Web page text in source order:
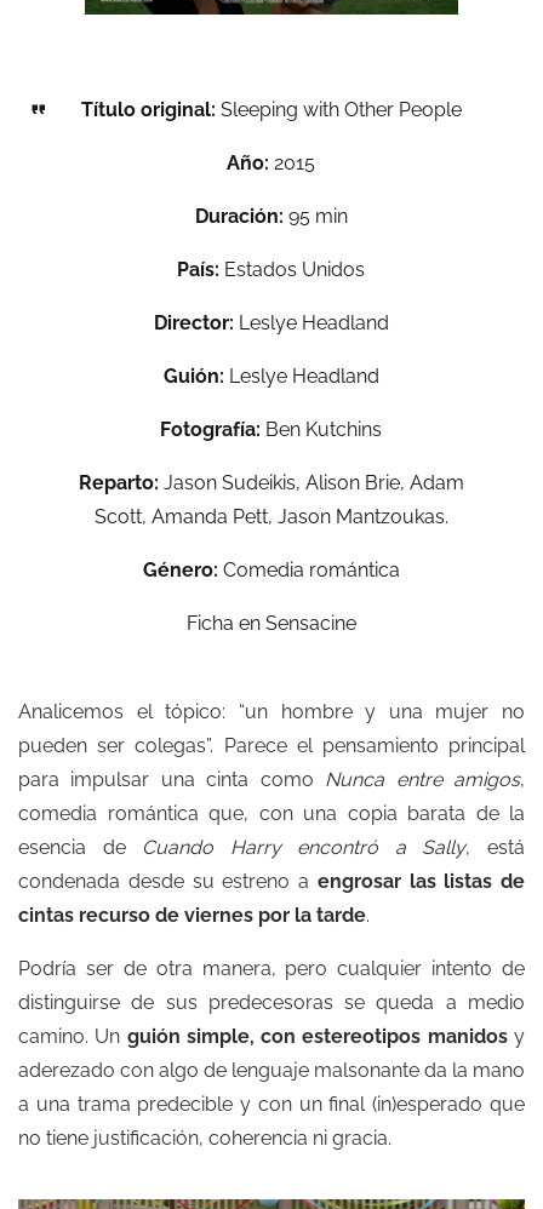
Título original: Sleeping with Other People
Año: 2015
Duración: 95 min
País: Estados Unidos
Director: Leslye Headland
Guión: Leslye Headland
Fotografía: Ben Kutchins
Reparto: Jason Sudeikis, Alison Brie, Adam
Scott, Amanda Pett, Jason Mantzoukas.
Género: Comedia romántica
Ficha en Sensacine
Analicemos el tópico: “un hombre y una mujer no
pueden ser colegas”. Parece el pensamiento principal
para impulsar una cinta como Nunca entre amigos,
comedia romántica que, con una copia barata de la
esencia deCuando Harry encontró a Sally, está
condenada desde su estreno a engrosar las listas de
cintas recurso de viernes por la tarde.
Podría ser de otra manera, pero cualquier intento de
distinguirse de sus predecesoras se queda a medio
camino. Un guión simple, con estereotipos manidosy
aderezado con algo de lenguaje malsonante da la mano
a una trama predecible y con un final (in)esperado que
no tiene justificación, coherencia ni gracia.